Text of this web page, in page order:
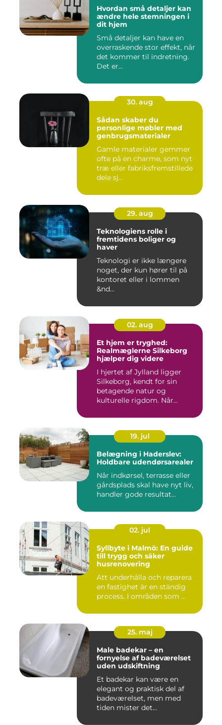
Hvordan små detaljer kan
ændre hele stemningen i
dit hjem
Små detaljer kan have en
overraskende stor effekt, når
det kommer til indretning.
Det er...
30. aug
Sådan skaber du
personlige møbler med
genbrugsmaterialer
Gamle materialer gemmer
ofte på en charme, som nyt
træ eller fabriksfremstillede
dele sj...
29. aug
Teknologiens rolle i
fremtidens boliger og
haver
Teknologi er ikke længere
noget, der kun hører til på
kontoret eller i lommen
&nd...
02. aug
Et hjem er tryghed:
Realmæglerne Silkeborg
hjælper dig videre
I hjertet af Jylland ligger
Silkeborg, kendt for sin
betagende natur og
kulturelle rigdom. Når...
19. jul
Belægning i Haderslev:
Holdbare udendørsarealer
Når indkørsel, terrasse eller
gårdsplads skal have nyt liv,
handler gode resultat...
02. jul
Syllbyte i Malmö: En guide
till trygg och säker
husrenovering
Att underhålla och reparera
en fastighet är en ständig
process. I områden som ...
25. maj
Male badekar – en
fornyelse af badeværelset
uden udskiftning
Et badekar kan være en
elegant og praktisk del af
badeværelset, men med
tiden mister det...